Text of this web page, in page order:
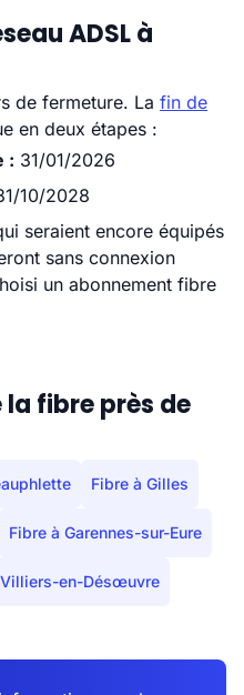
ADSL à
de fermeture. La fin de
en deux étapes :
: 31/01/2026
10/2028
seraient encore équipés
sans connexion
un abonnement fibre
la fibre près de
Fibre à Gilles
Fibre à Garennes-sur-Eure
en-Désœuvre